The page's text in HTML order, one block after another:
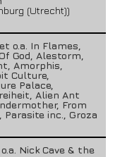
(Utrecht))
o.a. In Flames,
God, Alestorm,
Amorphis,
Culture,
Palace,
Alien Ant
From
Parasite inc., Groza
Nick Cave & the